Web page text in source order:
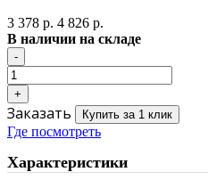
3 378 р. 4 826 р.
В наличии на складе
Заказать Купить за 1 клик
Где посмотреть
Характеристики